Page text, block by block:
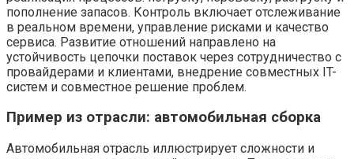
пополнение запасов. Контроль включает отслеживание
в реальном времени, управление рисками и качество
сервиса. Развитие отношений направлено на
устойчивость цепочки поставок через сотрудничество с
провайдерами и клиентами, внедрение совместных IT-
систем и совместное решение проблем.
Пример из отрасли: автомобильная сборка
Автомобильная отрасль иллюстрирует сложности и